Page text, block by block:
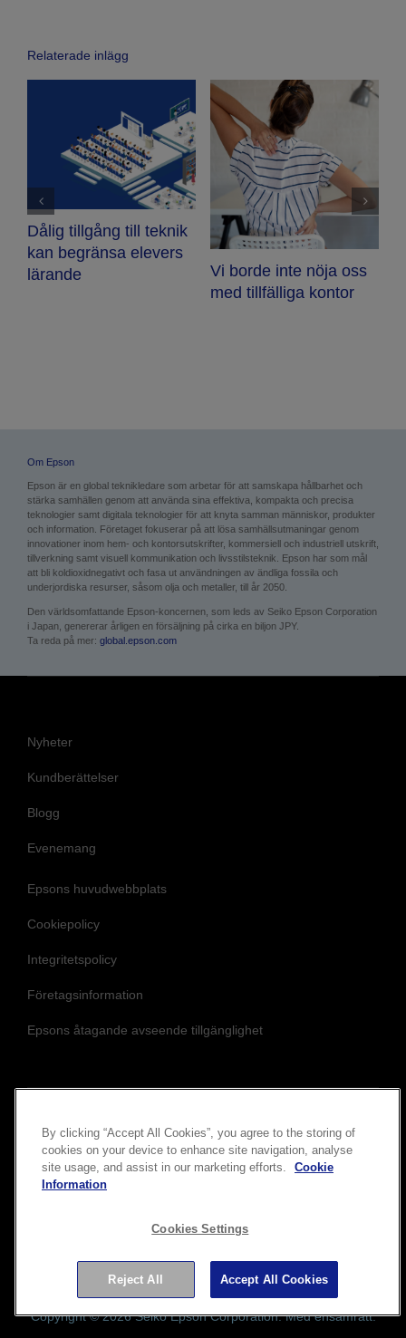
Relaterade inlägg
Dålig tillgång till teknik
kan begränsa elevers
lärande
Vi borde inte nöja oss
med tillfälliga kontor
Om Epson
Epson är en global teknikledare som arbetar för att sam­skapa hållbarhet och
stärka samhällen genom att använda sina effektiva, kompakta och precisa
teknologier samt digitala teknologier för att knyta samman människor, produkter
och information. Företaget fokuserar på att lösa samhällsutmaningar genom
innovationer inom hem- och kontorsutskrifter, kommersiell och industriell utskrift,
tillverkning samt visuell kommunikation och livsstilsteknik. Epson har som mål
att bli koldioxidnegativt och fasa ut användningen av ändliga fossila och
underjordiska resurser, såsom olja och metaller, till år 2050.
Den världsomfattande Epson-koncernen, som leds av Seiko Epson Corporation
i Japan, genererar årligen en försäljning på cirka en biljon JPY.
Ta reda på mer: global.epson.com
Nyheter
Kundberättelser
Blogg
Evenemang
Epsons huvudwebbplats
Cookiepolicy
Integritetspolicy
Företagsinformation
Epsons åtagande avseende tillgänglighet
Följ oss för att hålla dig uppdaterad
Copyright © 2026 Seiko Epson Corporation. Med ensamrätt.
By clicking “Accept All Cookies”, you agree to the storing of
cookies on your device to enhance site navigation, analyse
site usage, and assist in our marketing efforts.
Cookie
Information
Cookies Settings
Reject All Accept All Cookies